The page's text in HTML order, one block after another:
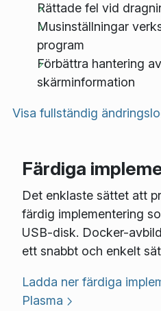
Rättade fel vid
Musinställningar
program
Förbättra hantering
skärminformation
Visa fullständig
Färdiga
Det enklaste sättet att
färdig implementering
USB-disk. Docker-
ett snabbt och enkelt
Ladda ner färdiga
Plasma